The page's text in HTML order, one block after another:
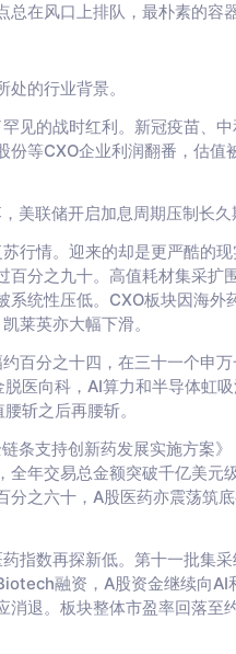
在风口上排队，最朴素的容
的行业背景。
见的战时红利。新冠疫苗、
份等CXO企业利润翻番，估
美联储开启加息周期压制长久
行情。迎来的却是更严酷的
百分之九十。高值耗材集采扩
系统性压低。CXO板块因海
莱英亦大幅下滑。
百分之十四，在三十一个申
医向科，AI算力和半导体虹吸
斩之后再腰斩。
条支持创新药发展实施方案
全年交易总金额突破千亿美元
分之六十，A股医药亦震荡筑
指数再探新低。第十一批集
融资，A股资金继续向
退。板块整体市盈率回落至